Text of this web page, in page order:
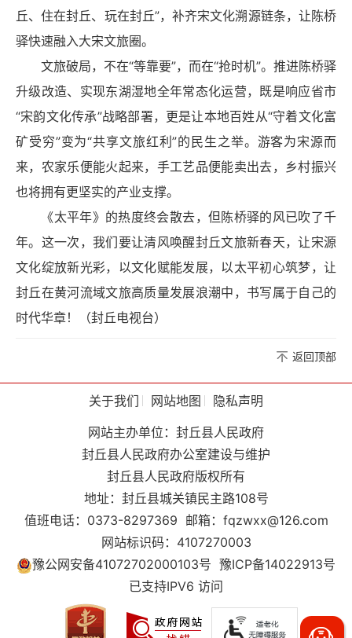
丘、住在封丘、玩在封丘”，补齐宋文化溯源链条，让陈桥
驿快速融入大宋文旅圈。
文旅破局，不在“等靠要”，而在“抢时机”。推进陈桥驿
升级改造、实现东湖湿地全年常态化运营，既是响应省市
“宋韵文化传承”战略部署，更是让本地百姓从“守着文化富
矿受穷”变为“共享文旅红利”的民生之举。游客为宋源而
来，农家乐便能火起来，手工艺品便能卖出去，乡村振兴
也将拥有更坚实的产业支撑。
《太平年》的热度终会散去，但陈桥驿的风已吹了千
年。这一次，我们要让清风唤醒封丘文旅新春天，让宋源
文化绽放新光彩，以文化赋能发展，以太平初心筑梦，让
封丘在黄河流域文旅高质量发展浪潮中，书写属于自己的
时代华章！（封丘电视台）
返回顶部
关于我们 网站地图
隐私声明
网站主办单位：封丘县人民政府
封丘县人民政府办公室建设与维护
封丘县人民政府版权所有
地址：封丘县城关镇民主路108号
值班电话：0373-8297369 邮箱：fqzwxx@126.com
网站标识码：4107270003
豫公网安备41072702000103号 豫ICP备14022913号
已支持IPV6 访问